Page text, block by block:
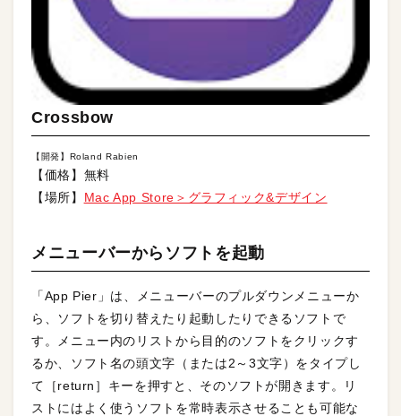
Crossbow
【開発】Roland Rabien
【価格】無料
【場所】 Mac App Store＞グラフィック&デザイン
メニューバーからソフトを起動
「App Pier」は、メニューバーのプルダウンメニューか
ら、ソフトを切り替えたり起動したりできるソフトで
す。メニュー内のリストから目的のソフトをクリックす
るか、ソフト名の頭文字（または2～3文字）をタイプし
て［return］キーを押すと、そのソフトが開きます。リ
ストにはよく使うソフトを常時表示させることも可能な